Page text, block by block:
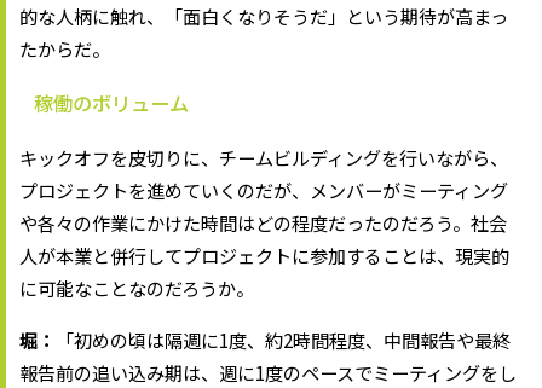
的な人柄に触れ、「面白くなりそうだ」という期待が高まっ
たからだ。
稼働のボリューム
キックオフを皮切りに、チームビルディングを行いながら、
プロジェクトを進めていくのだが、メンバーがミーティング
や各々の作業にかけた時間はどの程度だったのだろう。社会
人が本業と併行してプロジェクトに参加することは、現実的
に可能なことなのだろうか。
堀：
「初めの頃は隔週に1度、約2時間程度、中間報告や最終
報告前の追い込み期は、週に1度のペースでミーティングをし